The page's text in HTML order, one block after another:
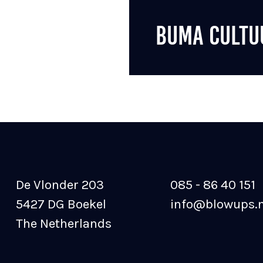
BUMA
De Vlonder 203
5427 DG Boekel
The Netherlands
085 - 86 40 151